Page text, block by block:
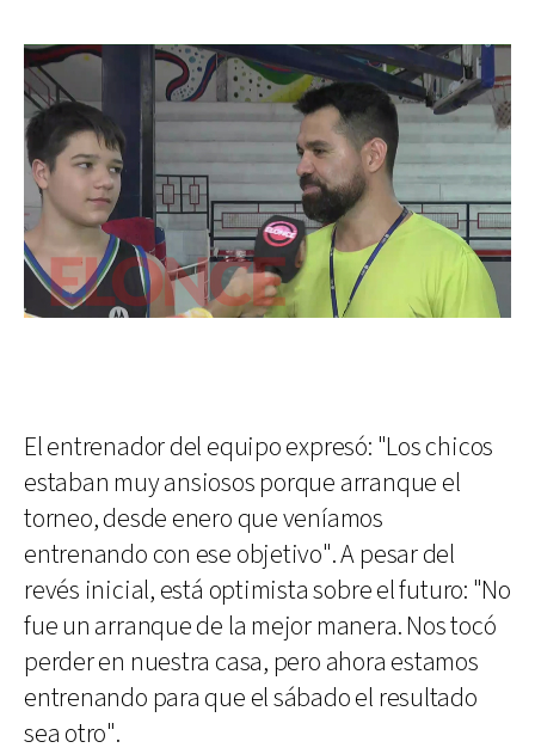
El entrenador del equipo expresó: "Los chicos
estaban muy ansiosos porque arranque el
torneo, desde enero que veníamos
entrenando con ese objetivo". A pesar del
revés inicial, está optimista sobre el futuro: "No
fue un arranque de la mejor manera. Nos tocó
perder en nuestra casa, pero ahora estamos
entrenando para que el sábado el resultado
sea otro".